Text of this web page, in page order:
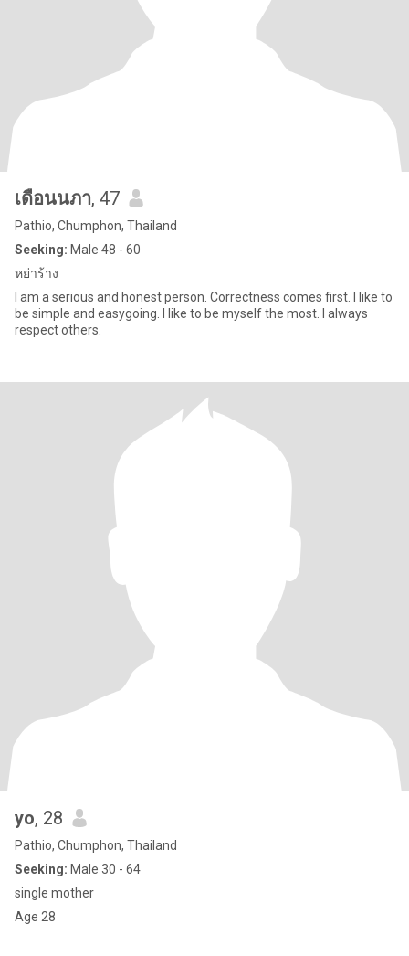
เดือนนภา, 47
Pathio, Chumphon, Thailand
Seeking: Male 48 - 60
หย่าร้าง
I am a serious and honest person. Correctness comes first. I like to
be simple and easygoing. I like to be myself the most. I always
respect others.
yo, 28
Pathio, Chumphon, Thailand
Seeking: Male 30 - 64
single mother
Age 28